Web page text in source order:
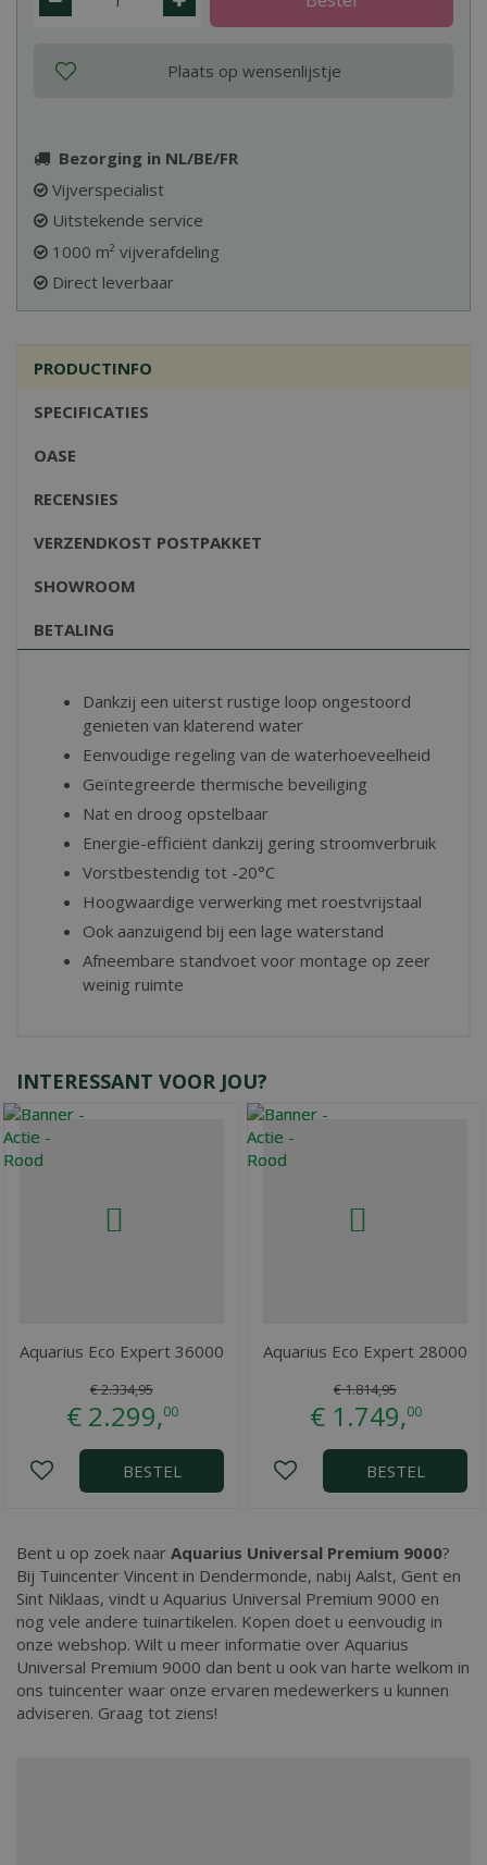
Bezorging in NL/BE/FR
Vijverspecialist
Uitstekende service
1000 m² vijverafdeling
Direct leverbaar
PRODUCTINFO
SPECIFICATIES
OASE
RECENSIES
VERZENDKOST POSTPAKKET
SHOWROOM
BETALING
Dankzij een uiterst rustige loop ongestoord
genieten van klaterend water
Eenvoudige regeling van de waterhoeveelheid
Geïntegreerde thermische beveiliging
Nat en droog opstelbaar
Energie-efficiënt dankzij gering stroomverbruik
Vorstbestendig tot -20°C
Hoogwaardige verwerking met roestvrijstaal
Ook aanzuigend bij een lage waterstand
Afneembare standvoet voor montage op zeer
weinig ruimte
INTERESSANT VOOR JOU?
Aquarius Eco Expert 36000
€2.334,95
€ 2.299,00
BESTEL
Aquarius Eco Expert 28000
€1.814,95
€ 1.749,00
BESTEL
Bent u op zoek naar Aquarius Universal Premium 9000?
Bij Tuincenter Vincent in Dendermonde, nabij Aalst, Gent en
Sint Niklaas, vindt u Aquarius Universal Premium 9000 en
nog vele andere tuinartikelen. Kopen doet u eenvoudig in
onze webshop. Wilt u meer informatie over Aquarius
Universal Premium 9000 dan bent u ook van harte welkom in
ons tuincenter waar onze ervaren medewerkers u kunnen
adviseren. Graag tot ziens!